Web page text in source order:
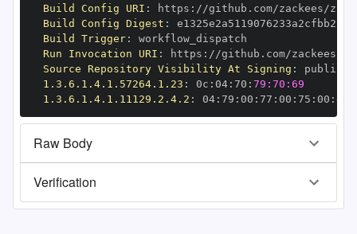
Build Config URI : https : //github.com/zackees/
Build Config Digest :
Build Trigger:
Run Invocation URI : https :
Source Repository Visibility At Signing :
1.3.6.1.4.1.57264.1.23 : 0c : 04: 70 : 79:70:69
1.3.6.1.4.1.11129.2.4.2 : 04: 79 : 00 : 77 : 00 : 75 : 00 : dd
Raw Body
Verification